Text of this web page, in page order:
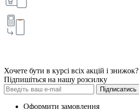
Хочете бути в курсі всіх акцій і знижок?
Підпишіться на нашу розсилку
Підписатись
Оформити замовлення